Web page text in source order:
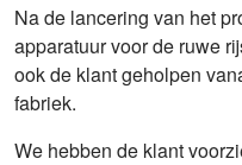
Na de lancering van het
apparatuur voor de ruwe
ook de klant geholpen
fabriek.
We hebben de klant